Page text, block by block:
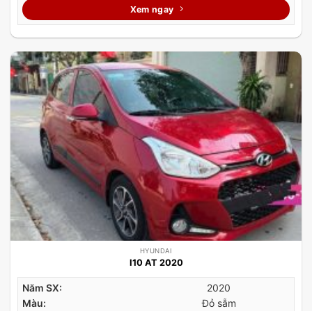
Xem ngay
HYUNDAI
I10 AT 2020
Năm SX:
2020
Màu:
Đỏ sẫm